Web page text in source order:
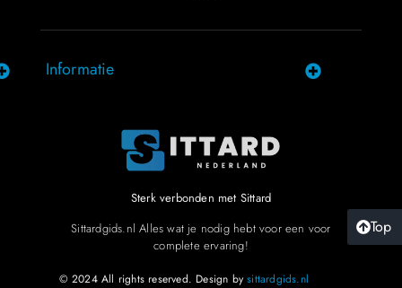
Top
Informatie
Sterk verbonden met Sittard
Sittardgids.nl Alles wat je nodig hebt voor een voor
complete ervaring!
© 2024 All rights reserved. Design bysittardgids.nl